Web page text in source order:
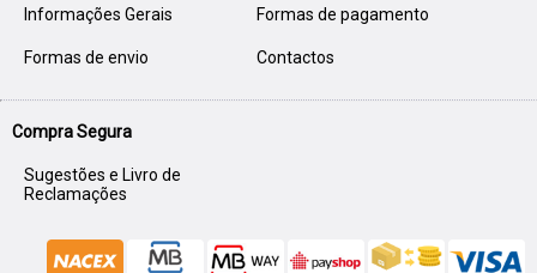
Informações Gerais Formas de pagamento
Formas de envio Contactos
Compra Segura
Sugestões e Livro de
Reclamações